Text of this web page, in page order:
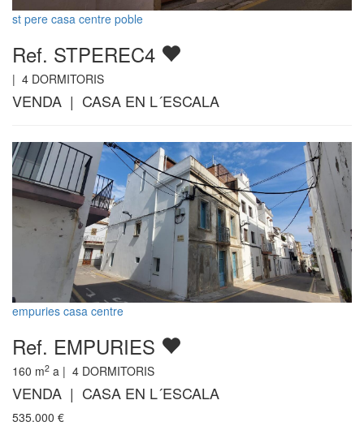
st pere casa centre poble
Ref. STPEREC4
| 4 DORMITORIS
VENDA | CASA EN L´ESCALA
empuries casa centre
Ref. EMPURIES
160 m2 a | 4 DORMITORIS
VENDA | CASA EN L´ESCALA
535.000 €